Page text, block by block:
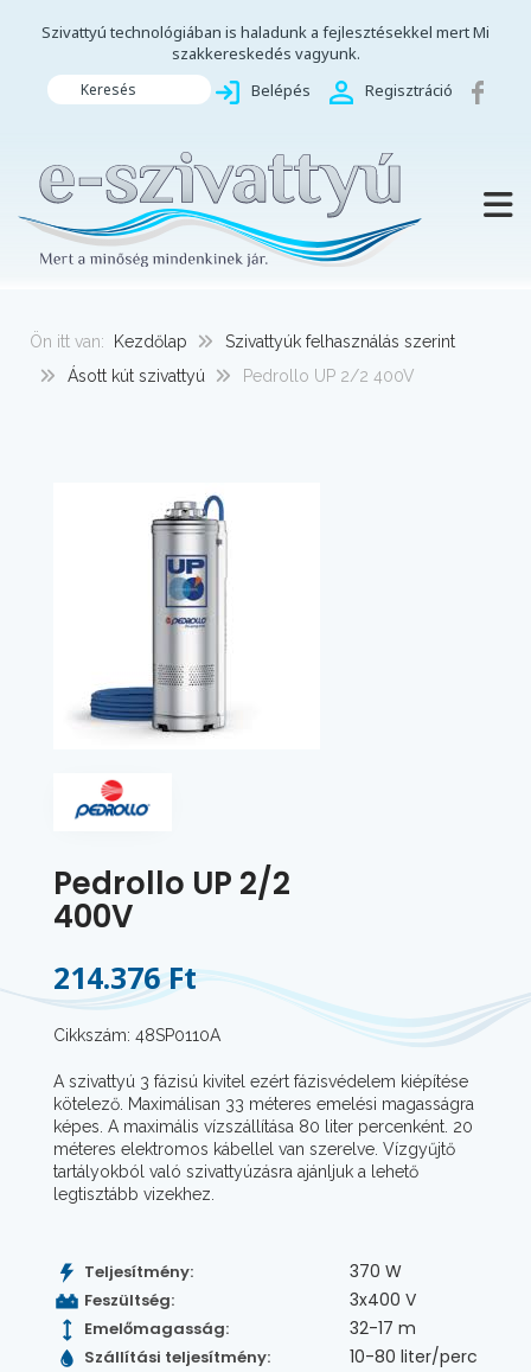
Szivattyú technológiában is haladunk a fejlesztésekkel mert Mi
szakkereskedés vagyunk.
Keresés Belépés Regisztráció
Ön itt van: Kezdőlap
Szivattyúk felhasználás szerint
Ásott kút szivattyú
Pedrollo UP 2/2 400V
Pedrollo UP 2/2
400V
214.376 Ft
Cikkszám: 48SP0110A
A szivattyú 3 fázisú kivitel ezért fázisvédelem kiépítése
kötelező. Maximálisan 33 méteres emelési magasságra
képes. A maximális vízszállítása 80 liter percenként. 20
méteres elektromos kábellel van szerelve. Vízgyűjtő
tartályokból való szivattyúzásra ajánljuk a lehető
legtisztább vizekhez.
Teljesítmény: 370 W
Feszültség: 3x400 V
Emelőmagasság: 32-17 m
Szállítási teljesítmény: 10-80 liter/perc